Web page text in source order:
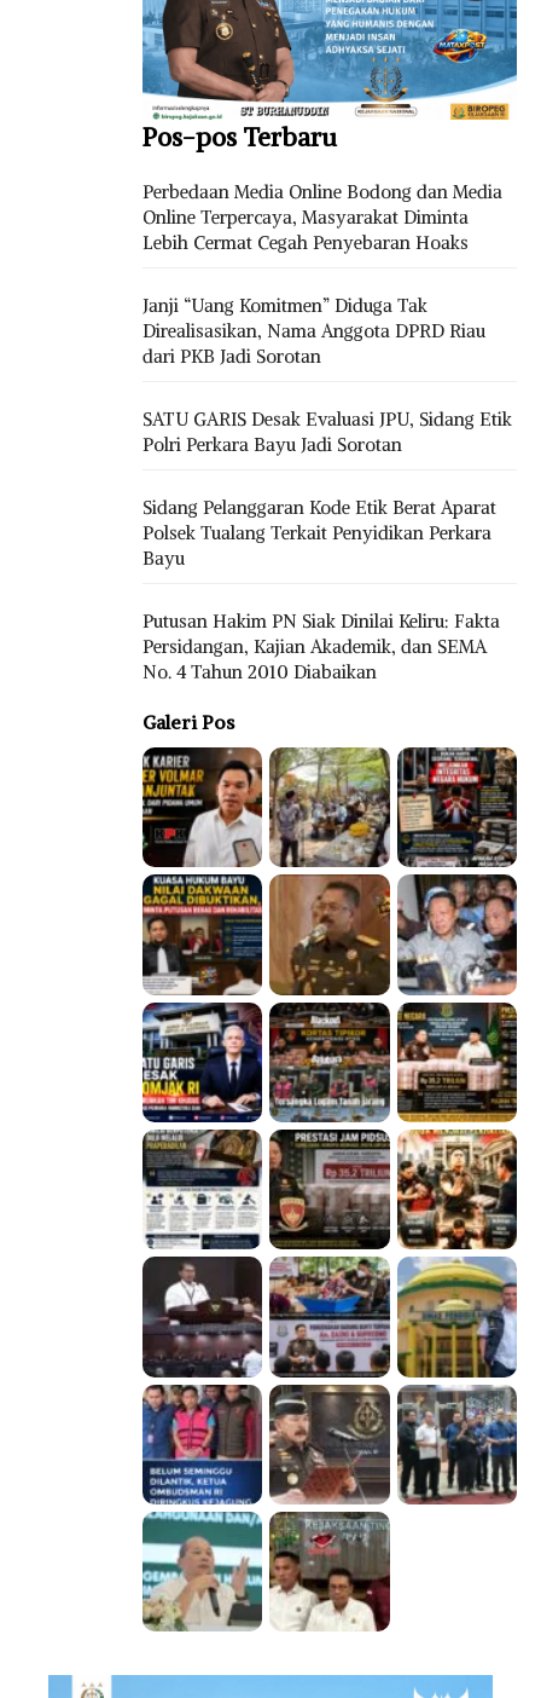
Pos-pos Terbaru
Perbedaan Media Online Bodong dan Media
Online Terpercaya, Masyarakat Diminta
Lebih Cermat Cegah Penyebaran Hoaks
Janji “Uang Komitmen” Diduga Tak
Direalisasikan, Nama Anggota DPRD Riau
dari PKB Jadi Sorotan
SATU GARIS Desak Evaluasi JPU, Sidang Etik
Polri Perkara Bayu Jadi Sorotan
Sidang Pelanggaran Kode Etik Berat Aparat
Polsek Tualang Terkait Penyidikan Perkara
Bayu
Putusan Hakim PN Siak Dinilai Keliru: Fakta
Persidangan, Kajian Akademik, dan SEMA
No. 4 Tahun 2010 Diabaikan
Galeri Pos